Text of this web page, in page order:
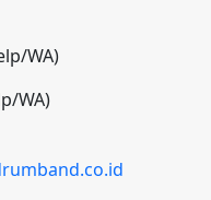
WA)
WA)